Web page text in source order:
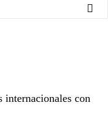
internacionales con